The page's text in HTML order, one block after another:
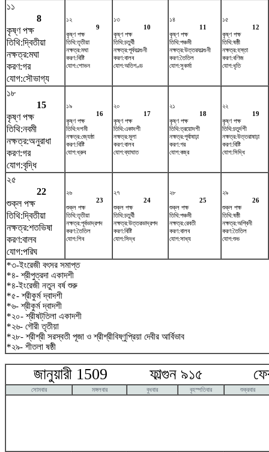
১১
8
কৃষ্ণ পক্ষ
তিথি:দ্বিতীয়া
নক্ষত্র:মঘা
করণ:গর
যোগ:সৌভাগ্য
১২
9
কৃষ্ণ পক্ষ
তিথি:তৃতীয়া
নক্ষত্র:মঘা
করণ:বিষ্টি
যোগ:শোভন
১৩
10
কৃষ্ণ পক্ষ
তিথি:চতুর্থী
নক্ষত্র:পূর্বফাল্গুনী
করণ:বালব
যোগ:অতিগণ্ড
১৪
11
কৃষ্ণ পক্ষ
তিথি:পঞ্চমী
নক্ষত্র:উত্তরফাল্গুনী
করণ:তৈতিল
যোগ:সুকর্মা
১৫
12
কৃষ্ণ পক্ষ
তিথি:ষষ্ঠী
নক্ষত্র:হস্তা
করণ:বণিজ
যোগ:ধৃতি
১৮
15
কৃষ্ণ পক্ষ
তিথি:নবমী
নক্ষত্র:অনুরাধা
করণ:গর
যোগ:বৃদ্ধি
১৯
16
কৃষ্ণ পক্ষ
তিথি:দশমী
নক্ষত্র:জ্যেষ্ঠা
করণ:বিষ্টি
যোগ:ধ্রুব
২০
17
কৃষ্ণ পক্ষ
তিথি:একাদশী
নক্ষত্র:মূলা
করণ:বালব
যোগ:ব্যাঘাত
২১
18
কৃষ্ণ পক্ষ
তিথি:ত্রয়োদশী
নক্ষত্র:পূর্বাষাঢ়া
করণ:গর
যোগ:বজ্র
২২
19
কৃষ্ণ পক্ষ
তিথি:চতুর্দশী
নক্ষত্র:উত্তরাষাঢ়া
করণ:বিষ্টি
যোগ:সিদ্ধি
২৫
22
শুক্ল পক্ষ
তিথি:দ্বিতীয়া
নক্ষত্র:শতভিষ‌া
করণ:বালব
যোগ:পরিঘ
২৬
23
শুক্ল পক্ষ
তিথি:তৃতীয়া
নক্ষত্র:পূর্বভাদ্রপদ
করণ:তৈতিল
যোগ:শিব
২৭
24
শুক্ল পক্ষ
তিথি:চতুর্থী
নক্ষত্র:উত্তরভাদ্রপদ
করণ:বিষ্টি
যোগ:সিদ্ধ
২৮
25
শুক্ল পক্ষ
তিথি:পঞ্চমী
নক্ষত্র:রেবতী
করণ:বালব
যোগ:সাধ্য
২৯
26
শুক্ল পক্ষ
তিথি:ষষ্ঠী
নক্ষত্র:অশ্বিনী
করণ:তৈতিল
যোগ:শুভ
*৩-ইংরেজী বৎসর সমাপ্ত
*৪- শ্রীপুত্রদা একাদশী
*৪-ইংরেজী নতুন বর্ষ শুরু
*৫- শ্রীকুর্ম দ্বাদশী
*৬- শ্রীকুর্ম দ্বাদশী
*২০- শ্রীষট্‌তিলা একাদশী
*২৬- গৌরী তৃতীয়া
*২৮- শ্রীশ্রী সরস্বতী পূজা ও শ্রীশ্রীবিষ্ণুপ্রিয়া দেবীর আর্বিভাব
*২৯- শীতলা ষষ্ঠী
জানুয়ারী 1509 ফাল্গুন ৯১৫
সোমবার মঙ্গলবার বুধবার বৃহস্পতিবার শুক্রবার